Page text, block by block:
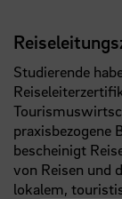
Studierende
praxisbezogene
bescheinigt
von Reisen und
lokalem,